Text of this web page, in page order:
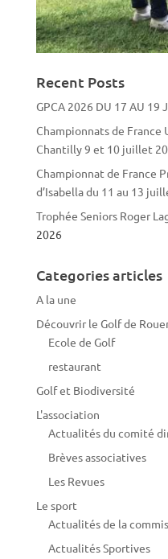
Recent Posts
GPCA 2026 DU 17 AU 19
Championnats de France
Chantilly 9 et 10 juillet
Championnat de France
d’Isabella du 11 au 13
Trophée Seniors Roger
2026
Categories articles
A la une
Découvrir le Golf de
Ecole de Golf
restaurant
Golf et Biodiversité
L'association
Actualités du comité
Brèves associatives
Les Revues
Le sport
Actualités de la
Actualités Sportives